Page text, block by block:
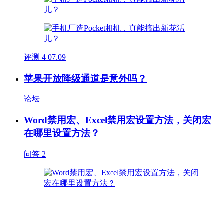
评测 4 07.09
苹果开放降级通道是意外吗？
论坛
Word禁用宏、Excel禁用宏设置方法，关闭宏
在哪里设置方法？
问答 2